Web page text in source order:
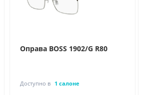
Оправа BOSS 1902/G R80
Доступно в 1 салоне